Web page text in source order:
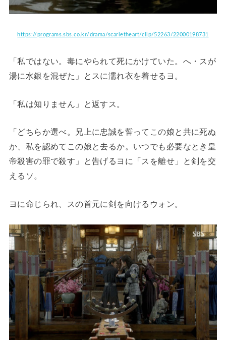
https://programs.sbs.co.kr/drama/scarletheart/clip/52263/22000198731
「私ではない。毒にやられて死にかけていた。へ・スが
湯に水銀を混ぜた」とスに濡れ衣を着せるヨ。
「私は知りません」と返すス。
「どちらか選べ。兄上に忠誠を誓ってこの娘と共に死ぬ
か、私を認めてこの娘と去るか。いつでも必要なとき皇
帝殺害の罪で殺す」と告げるヨに「スを離せ」と剣を交
えるソ。
ヨに命じられ、スの首元に剣を向けるウォン。